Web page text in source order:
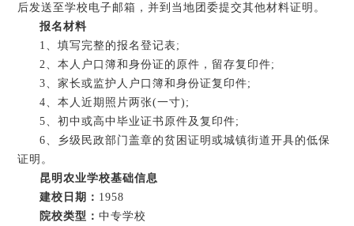
后发送至学校电子邮箱，并到当地团委提交其他材料证明。
报名材料
1、填写完整的报名登记表;
2、本人户口簿和身份证的原件，留存复印件;
3、家长或监护人户口簿和身份证复印件;
4、本人近期照片两张(一寸);
5、初中或高中毕业证书原件及复印件;
6、乡级民政部门盖章的贫困证明或城镇街道开具的低保
证明。
昆明农业学校基础信息
建校日期： 1958
院校类型：中专学校